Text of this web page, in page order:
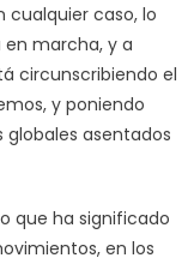
cualquier caso, lo
marcha, y a
circunscribiendo el
y poniendo
asentados
que ha significado
en los